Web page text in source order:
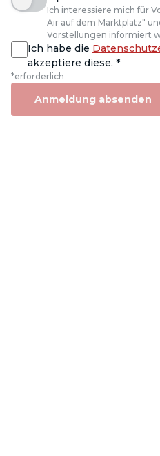
Ich interessiere mich für
Air auf dem Marktplatz"
Vorstellungen informiert
Ich habe die
akzeptiere diese. *
*erforderlich
Anmeldung absenden